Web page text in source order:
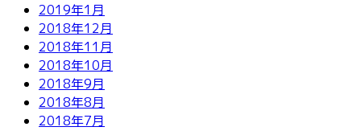
2019年1月
2018年12月
2018年11月
2018年10月
2018年9月
2018年8月
2018年7月